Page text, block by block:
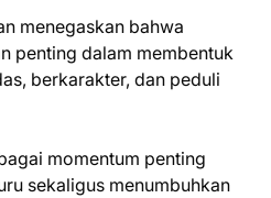
menegaskan bahwa
penting dalam membentuk
berkarakter, dan peduli
momentum penting
sekaligus menumbuhkan